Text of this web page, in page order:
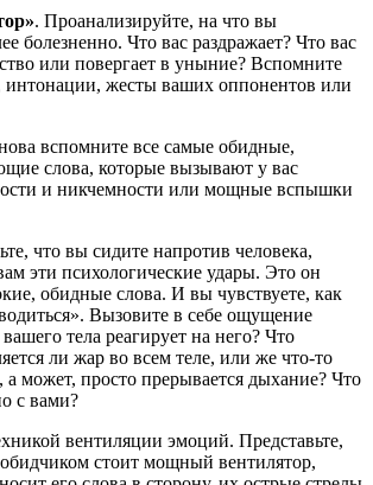
. Проанализируйте, на что вы
болезненно. Что вас раздражает? Что вас
или повергает в уныние? Вспомните
интонации, жесты ваших оппонентов или
вспомните все самые обидные,
слова, которые вызывают у вас
и никчемности или мощные вспышки
что вы сидите напротив человека,
эти психологические удары. Это он
обидные слова. И вы чувствуете, как
Вызовите в себе ощущение
тела реагирует на него? Что
ли жар во всем теле, или же что-то
а может, просто прерывается дыхание? Что
с вами?
вентиляции эмоций. Представьте,
стоит мощный вентилятор,